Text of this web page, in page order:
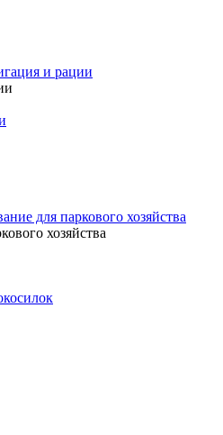
и рации
для паркового хозяйства
хозяйства